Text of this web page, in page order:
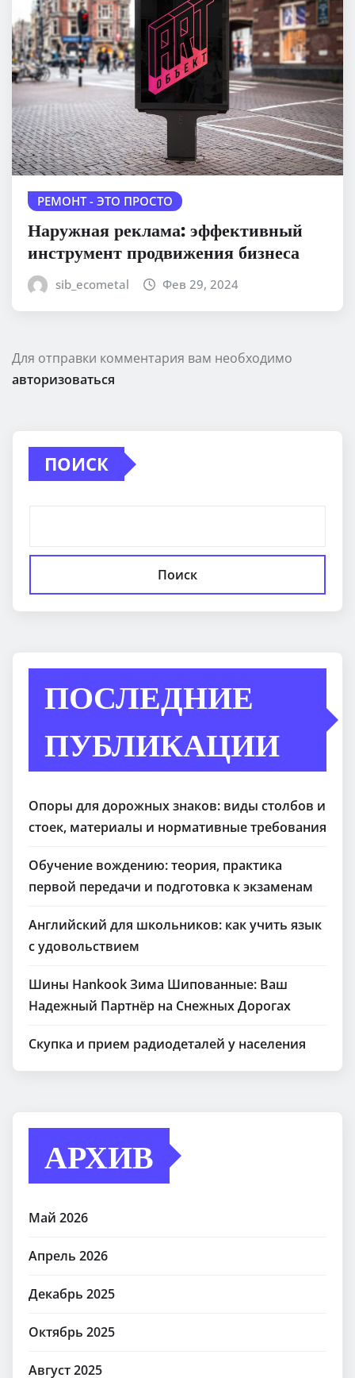
РЕМОНТ - ЭТО ПРОСТО
Наружная реклама: эффективный
инструмент продвижения бизнеса
sib_ecometal Фев 29, 2024
Для отправки комментария вам необходимо
авторизоваться
ПОИСК
Поиск
ПОСЛЕДНИЕ
ПУБЛИКАЦИИ
Опоры для дорожных знаков: виды столбов и
стоек, материалы и нормативные требования
Обучение вождению: теория, практика
первой передачи и подготовка к экзаменам
Английский для школьников: как учить язык
с удовольствием
Шины Hankook Зима Шипованные: Ваш
Надежный Партнёр на Снежных Дорогах
Скупка и прием радиодеталей у населения
АРХИВ
Май 2026
Апрель 2026
Декабрь 2025
Октябрь 2025
Август 2025